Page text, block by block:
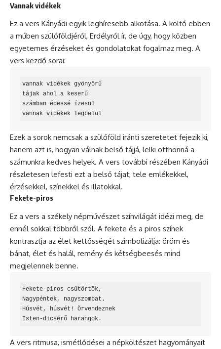
Vannak vidékek
Ez a vers Kányádi egyik leghíresebb alkotása. A költő ebben
a műben szülőföldjéről, Erdélyről ír, de úgy, hogy közben
egyetemes érzéseket és gondolatokat fogalmaz meg. A
vers kezdő sorai:
vannak vidékek gyönyörű
tájak ahol a keserű
számban édessé ízesül
vannak vidékek legbelül
Ezek a sorok nemcsak a szülőföld iránti szeretetet fejezik ki,
hanem azt is, hogyan válnak belső tájjá, lelki otthonná a
számunkra kedves helyek. A vers további részében Kányádi
részletesen lefesti ezt a belső tájat, tele emlékekkel,
érzésekkel, színekkel és illatokkal.
Fekete-piros
Ez a vers a székely népművészet színvilágát idézi meg, de
ennél sokkal többről szól. A fekete és a piros színek
kontrasztja az élet kettősségét szimbolizálja: öröm és
bánat, élet és halál, remény és kétségbeesés mind
megjelennek benne.
Fekete-piros csütörtök,
Nagypéntek, nagyszombat.
Húsvét, húsvét! Örvendeznek
Isten-dicsérő harangok.
A vers ritmusa, ismétlődései a népköltészet hagyományait